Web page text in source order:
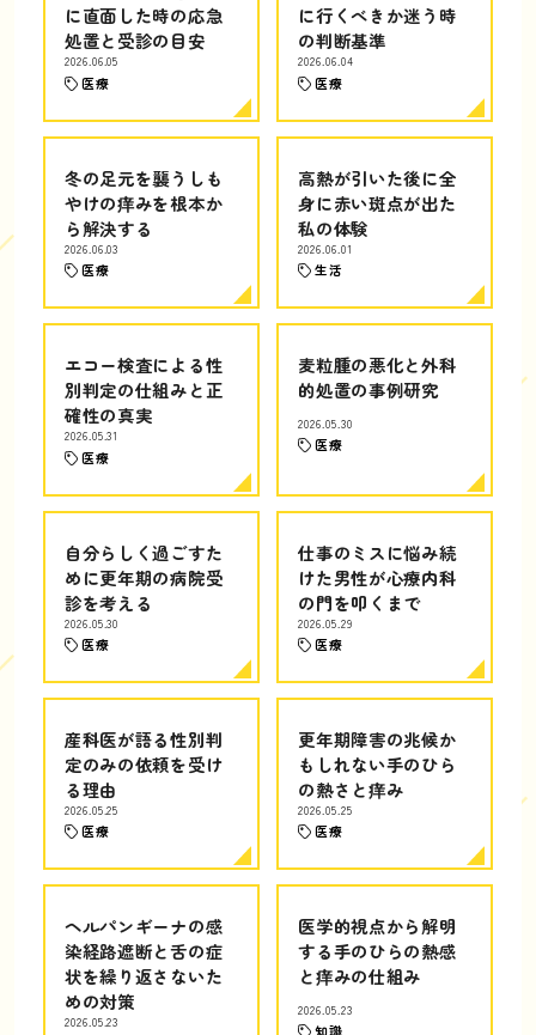
に直面した時の応急
処置と受診の目安
2026.06.05
医療
に行くべきか迷う時
の判断基準
2026.06.04
医療
冬の足元を襲うしも
やけの痒みを根本か
ら解決する
2026.06.03
医療
高熱が引いた後に全
身に赤い斑点が出た
私の体験
2026.06.01
生活
エコー検査による性
別判定の仕組みと正
確性の真実
2026.05.31
医療
麦粒腫の悪化と外科
的処置の事例研究
2026.05.30
医療
自分らしく過ごすた
めに更年期の病院受
診を考える
2026.05.30
医療
仕事のミスに悩み続
けた男性が心療内科
の門を叩くまで
2026.05.29
医療
産科医が語る性別判
定のみの依頼を受け
る理由
2026.05.25
医療
更年期障害の兆候か
もしれない手のひら
の熱さと痒み
2026.05.25
医療
ヘルパンギーナの感
染経路遮断と舌の症
状を繰り返さないた
めの対策
2026.05.23
医学的視点から解明
する手のひらの熱感
と痒みの仕組み
2026.05.23
知識